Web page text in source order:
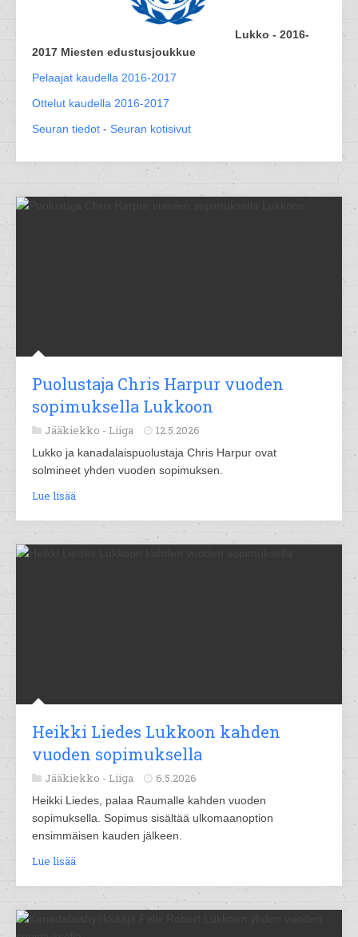
Lukko - 2016-
2017 Miesten edustusjoukkue
Pelaajat kaudella 2016-2017
Ottelut kaudella 2016-2017
Seuran tiedot - Seuran kotisivut
Puolustaja Chris Harpur vuoden
sopimuksella Lukkoon
Jääkiekko - Liiga 12.5.2026
Lukko ja kanadalaispuolustaja Chris Harpur ovat
solmineet yhden vuoden sopimuksen.
Lue lisää
Heikki Liedes Lukkoon kahden
vuoden sopimuksella
Jääkiekko - Liiga 6.5.2026
Heikki Liedes, palaa Raumalle kahden vuoden
sopimuksella. Sopimus sisältää ulkomaanoption
ensimmäisen kauden jälkeen.
Lue lisää